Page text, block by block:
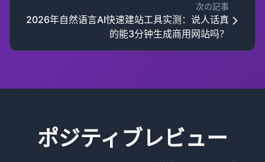
次の記事
2026年自然语言AI快速建站工具实测：说人话真
的能3分钟生成商用网站吗？
ポジティブレビュー